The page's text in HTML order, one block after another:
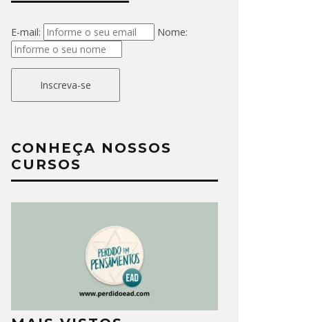
E-mail: Nome:
Inscreva-se
CONHEÇA NOSSOS
CURSOS